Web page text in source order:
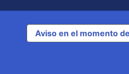
Aviso en el momento